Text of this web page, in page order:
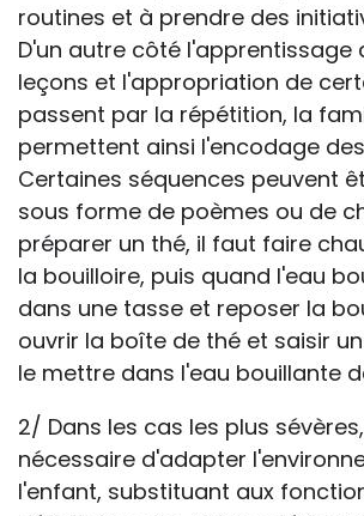
routines et à prendre des
D'un autre côté l'apprentissage
leçons et l'appropriation de
passent par la répétition, la
permettent ainsi l'encodage
Certaines séquences peuvent
sous forme de poèmes ou de
préparer un thé, il faut faire
la bouilloire, puis quand l'eau
dans une tasse et reposer la
ouvrir la boîte de thé et saisir
le mettre dans l'eau bouillante
2/ Dans les cas les plus
nécessaire d'adapter
l'enfant, substituant aux